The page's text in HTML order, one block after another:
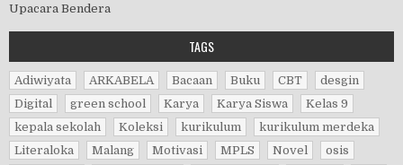
Upacara Bendera
TAGS
Adiwiyata ARKABELA Bacaan Buku CBT
desgin
Digital
green school Karya Karya Siswa
Kelas 9
kepala sekolah
Koleksi kurikulum
kurikulum merdeka
Literaloka
Malang Motivasi MPLS Novel
osis